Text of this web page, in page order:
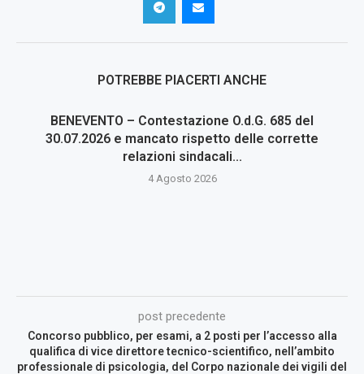
POTREBBE PIACERTI ANCHE
BENEVENTO – Contestazione O.d.G. 685 del
30.07.2026 e mancato rispetto delle corrette
relazioni sindacali...
4 Agosto 2026
post precedente
Concorso pubblico, per esami, a 2 posti per l’accesso alla
qualifica di vice direttore tecnico-scientifico, nell’ambito
professionale di psicologia, del Corpo nazionale dei vigili del